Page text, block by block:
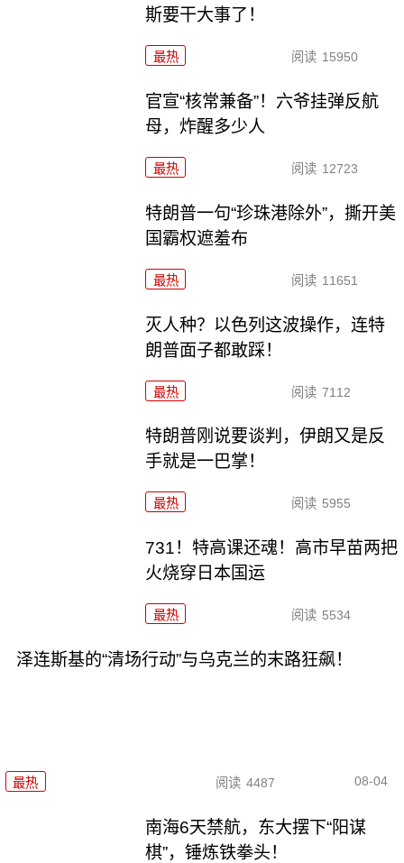
斯要干大事了！
最热 阅读 15950
官宣“核常兼备”！六爷挂弹反航
母，炸醒多少人
最热 阅读 12723
特朗普一句“珍珠港除外”，撕开美
国霸权遮羞布
最热 阅读 11651
灭人种？以色列这波操作，连特
朗普面子都敢踩！
最热 阅读 7112
特朗普刚说要谈判，伊朗又是反
手就是一巴掌！
最热 阅读 5955
731！特高课还魂！高市早苗两把
火烧穿日本国运
最热 阅读 5534
泽连斯基的“清场行动”与乌克兰的末路狂飙！
最热 阅读 4487 08-04
南海6天禁航，东大摆下“阳谋
棋”，锤炼铁拳头！